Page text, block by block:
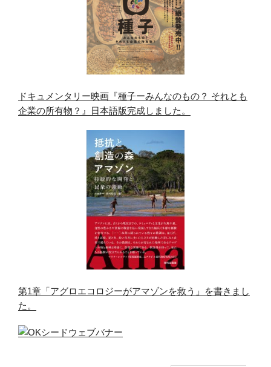
ドキュメンタリー映画『種子ーみんなのもの？ それとも
企業の所有物？』日本語版完成しました。
第1章「アグロエコロジーがアマゾンを救う」を書きまし
た。